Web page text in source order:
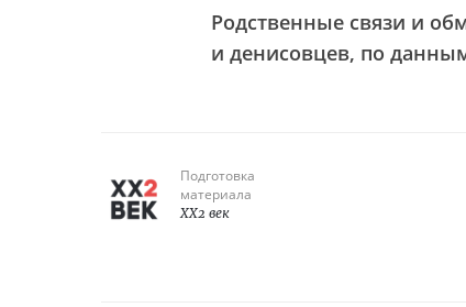
Родственные связи и
и денисовцев, по
Подготовка
материала
XX2 век